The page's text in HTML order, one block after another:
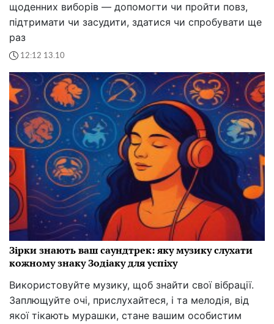
щоденних виборів — допомогти чи пройти повз,
підтримати чи засудити, здатися чи спробувати ще
раз
12:12 13.10
Зірки знають ваш саундтрек: яку музику слухати
кожному знаку Зодіаку для успіху
Використовуйте музику, щоб знайти свої вібрації.
Заплющуйте очі, прислухайтеся, і та мелодія, від
якої тікають мурашки, стане вашим особистим